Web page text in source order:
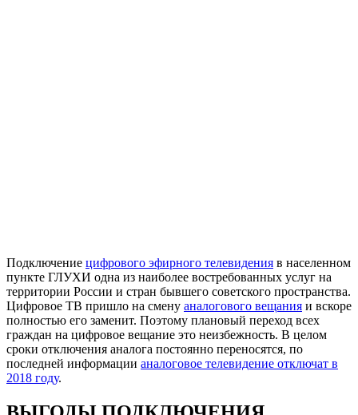
Подключение цифрового эфирного телевидения в населенном
пункте ГЛУХИ одна из наиболее востребованных услуг на
территории России и стран бывшего советского пространства.
Цифровое ТВ пришло на смену аналогового вещания и вскоре
полностью его заменит. Поэтому плановый переход всех
граждан на цифровое вещание это неизбежность. В целом
сроки отключения аналога постоянно переносятся, по
последней информации аналоговое телевидение отключат в
2018 году.